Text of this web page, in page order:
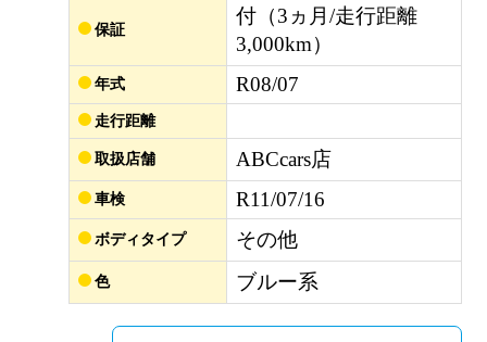
保証
付（3ヵ月/走行距離
3,000km）
年式 R08/07
走行距離
取扱店舗 ABCcars店
車検 R11/07/16
ボディタイプ その他
色 ブルー系